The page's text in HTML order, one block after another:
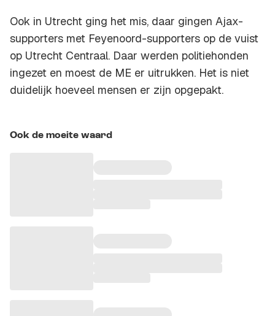
Ook in Utrecht ging het mis, daar gingen Ajax-
supporters met Feyenoord-supporters op de vuist
op Utrecht Centraal. Daar werden politiehonden
ingezet en moest de ME er uitrukken. Het is niet
duidelijk hoeveel mensen er zijn opgepakt.
Ook de moeite waard